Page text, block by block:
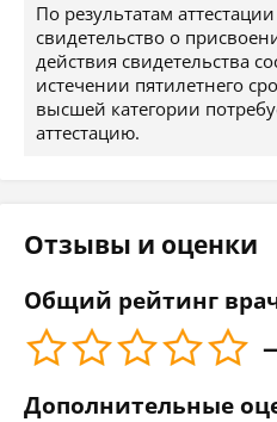
По результатам
свидетельство о
действия свидетельства
истечении пятилетнего
высшей категории
аттестацию.
Отзывы и оценки
Общий рейтинг
Дополнительные